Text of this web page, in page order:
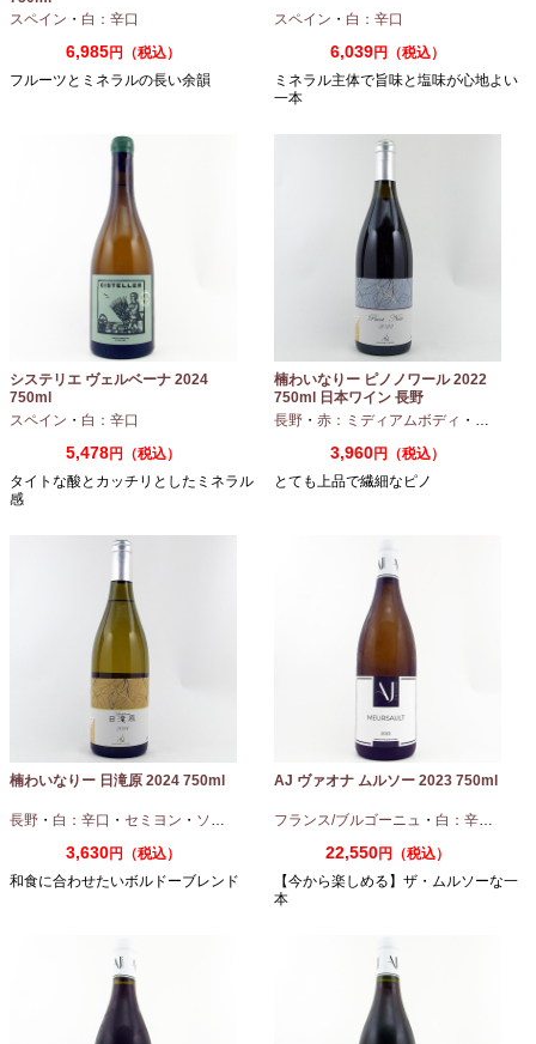
スペイン ・ 白：辛口
6,985円（税込）
フルーツとミネラルの長い余韻
スペイン ・ 白：辛口
6,039円（税込）
ミネラル主体で旨味と塩味が心地よい
一本
システリエ ヴェルベーナ 2024
750ml
スペイン ・ 白：辛口
5,478円（税込）
タイトな酸とカッチリとしたミネラル
感
楠わいなりー ピノノワール 2022
750ml 日本ワイン 長野
長野 ・ 赤：ミディアムボディ ・ ピノノワ
3,960円（税込）
とても上品で繊細なピノ
楠わいなりー 日滝原 2024 750ml
長野 ・ 白：辛口 ・ セミヨン ・ ソーヴィニオンブラン
3,630円（税込）
和食に合わせたいボルドーブレンド
AJ ヴァオナ ムルソー 2023 750ml
フランス/ブルゴーニュ ・ 白：辛口
22,550円（税込）
【今から楽しめる】ザ・ムルソーな一
本